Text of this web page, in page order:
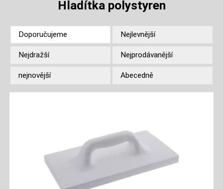
Hladítka polystyren
Doporučujeme Nejlevnější
Nejdražší Nejprodávanější
nejnovější Abecedně